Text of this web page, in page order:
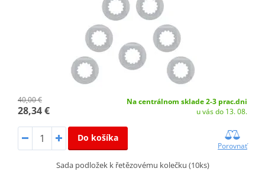
40,00 €
28,34 €
Na centrálnom sklade 2-3 prac.dni
u vás do 13. 08.
Do košíka
Porovnať
Sada podložek k řetězovému kolečku (10ks)